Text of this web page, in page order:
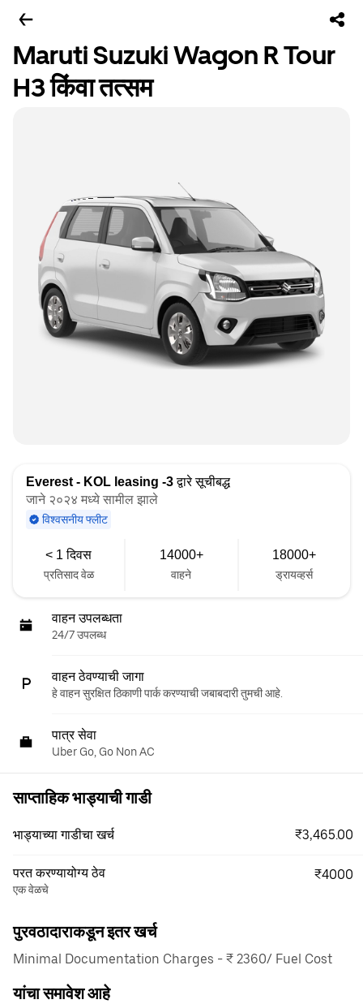
Maruti Suzuki Wagon R Tour
H3 किंवा तत्सम
Everest - KOL leasing -3द्वारे सूचीबद्ध
जाने २०२४ मध्ये सामील झाले
विश्वसनीय फ्लीट
< 1 दिवस
प्रतिसाद वेळ
14000+
वाहने
18000+
ड्रायव्हर्स
वाहन उपलब्धता
24/7 उपलब्ध
वाहन ठेवण्याची जागा
हे वाहन सुरक्षित ठिकाणी पार्क करण्याची जबाबदारी तुमची आहे.
पात्र सेवा
Uber Go, Go Non AC
साप्ताहिक भाड्याची गाडी
भाड्याच्या गाडीचा खर्च ₹3,465.00
परत करण्यायोग्य ठेव
एक वेळचे
₹4000
पुरवठादाराकडून इतर खर्च
Minimal Documentation Charges - ₹ 2360/ Fuel Cost
यांचा समावेश आहे